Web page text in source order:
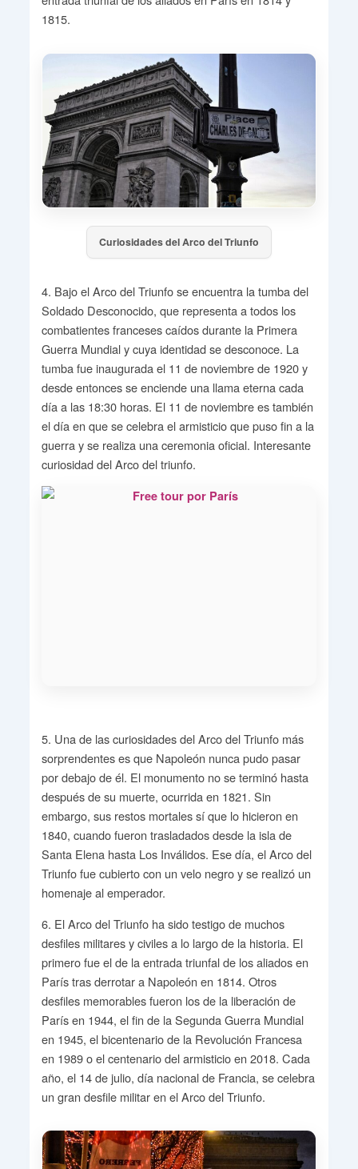
1815.
Curiosidades del Arco del Triunfo
4. Bajo el Arco del Triunfo se encuentra la tumba del
Soldado Desconocido, que representa a todos los
combatientes franceses caídos durante la Primera
Guerra Mundial y cuya identidad se desconoce. La
tumba fue inaugurada el 11 de noviembre de 1920 y
desde entonces se enciende una llama eterna cada
día a las 18:30 horas. El 11 de noviembre es también
el día en que se celebra el armisticio que puso fin a la
guerra y se realiza una ceremonia oficial. Interesante
curiosidad del Arco del triunfo.
5. Una de las curiosidades del Arco del Triunfo más
sorprendentes es que Napoleón nunca pudo pasar
por debajo de él. El monumento no se terminó hasta
después de su muerte, ocurrida en 1821. Sin
embargo, sus restos mortales sí que lo hicieron en
1840, cuando fueron trasladados desde la isla de
Santa Elena hasta Los Inválidos. Ese día, el Arco del
Triunfo fue cubierto con un velo negro y se realizó un
homenaje al emperador.
6. El Arco del Triunfo ha sido testigo de muchos
desfiles militares y civiles a lo largo de la historia. El
primero fue el de la entrada triunfal de los aliados en
París tras derrotar a Napoleón en 1814. Otros
desfiles memorables fueron los de la liberación de
París en 1944, el fin de la Segunda Guerra Mundial
en 1945, el bicentenario de la Revolución Francesa
en 1989 o el centenario del armisticio en 2018. Cada
año, el 14 de julio, día nacional de Francia, se celebra
un gran desfile militar en el Arco del Triunfo.